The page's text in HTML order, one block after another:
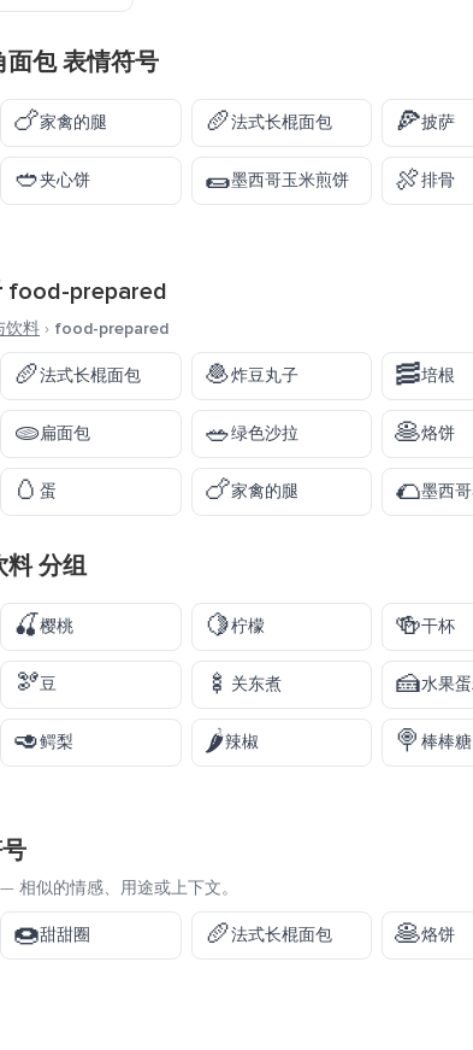
包 表情符号
🍗家禽的腿 🥖法式长棍面包 🍕披萨
🥙夹心饼 🌯墨西哥玉米煎饼 🍖排骨
food-prepared
饮料 › food-prepared
🥖法式长棍面包 🧆炸豆丸子 🥓培根
🫓扁面包 🥗绿色沙拉 🥞烙饼
🥚蛋 🍗家禽的腿 🌮墨西
料分组
🍒樱桃 🍋柠檬 🍻干杯
🫘豆 🍢 关东煮 🍰水果
🥑鳄梨 🌶️辣椒 🍭 棒棒糖
相似的情感、用途或上下文。
🍩甜甜圈 🥖法式长棍面包 🥞烙饼